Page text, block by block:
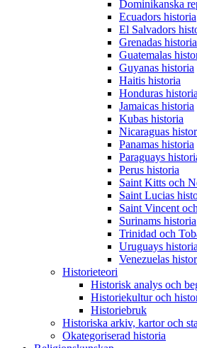
Dominikanska
Ecuadors historia
El Salvadors
Grenadas historia
Guatemalas
Guyanas historia
Haitis historia
Honduras historia
Jamaicas historia
Kubas historia
Nicaraguas
Panamas historia
Paraguays
Perus historia
Saint Kitts och
Saint Lucias
Saint Vincent
Surinams historia
Trinidad och
Uruguays historia
Venezuelas
Historieteori
Historisk analys och
Historiekultur och
Historiebruk
Historiska arkiv, kartor och
Okategoriserad historia